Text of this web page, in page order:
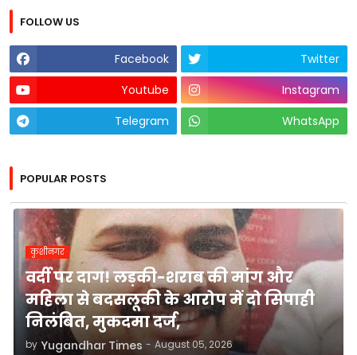
FOLLOW US
Facebook
Twitter
Youtube
Instagram
Telegram
WhatsApp
POPULAR POSTS
कुशीनगर
वर्दी पर दाग! लड़की-शराब की मांग और
महिला से बदसलूकी के आरोप में दो सिपाही
निलंबित, मुकदमा दर्ज,
by Yugandhar Times - August 05, 2026